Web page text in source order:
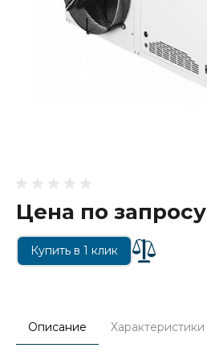
Цена по запросу
Купить в 1 клик
Описание Характеристики